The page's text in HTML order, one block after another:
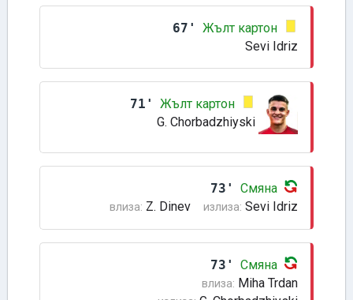
67'
Жълт картон
Sevi Idriz
71'
Жълт картон
G. Chorbadzhiyski
73' Смяна
влиза: Z. Dinev излиза: Sevi Idriz
73' Смяна
влиза: Miha Trdan